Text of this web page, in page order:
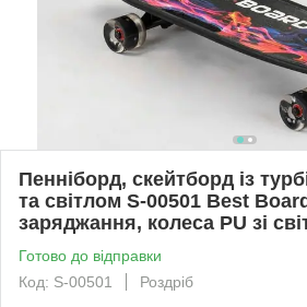
Пенніборд, скейтборд із
та світлом S-00501 Best
заряджання, колеса PU зі
Готово до відправки
Код: S-00501
Роздріб